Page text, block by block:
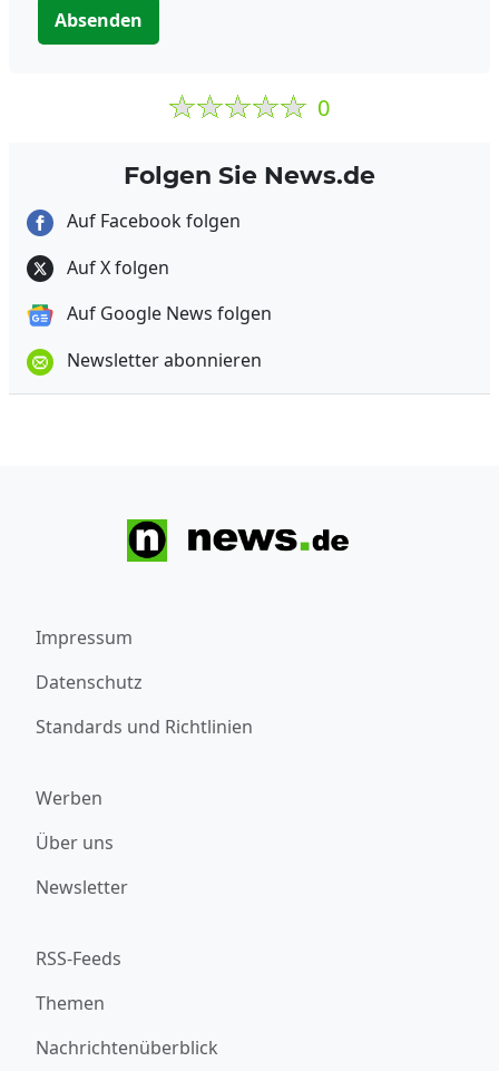
Absenden
0
Folgen Sie News.de
Auf Facebook folgen
Auf X folgen
Auf Google News folgen
Newsletter abonnieren
Impressum
Datenschutz
Standards und Richtlinien
Werben
Über uns
Newsletter
RSS-Feeds
Themen
Nachrichtenüberblick